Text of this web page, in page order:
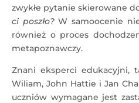
zwykłe pytanie skierowane
ci poszło?W samoocenie
również o proces
metapoznawczy.
Znani eksperci edukacyjni,
Wiliam, John Hattie i Jan
uczniów wymagane jest